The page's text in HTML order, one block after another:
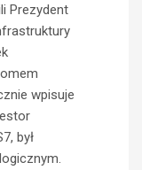
Prezydent
wpisuje
był